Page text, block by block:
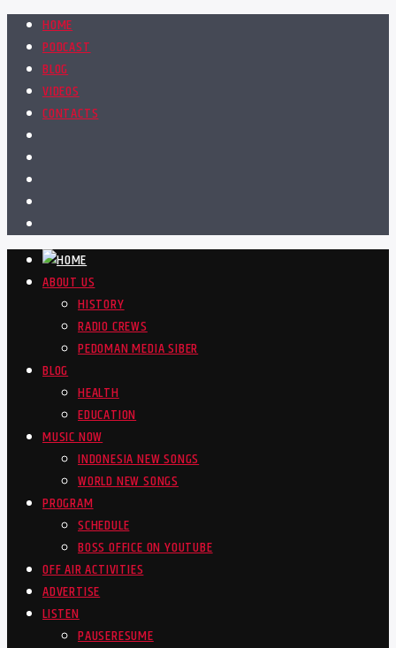
HOME
PODCAST
BLOG
VIDEOS
CONTACTS
ABOUT US
HISTORY
RADIO CREWS
PEDOMAN MEDIA SIBER
BLOG
HEALTH
EDUCATION
MUSIC NOW
INDONESIA NEW SONGS
WORLD NEW SONGS
PROGRAM
SCHEDULE
BOSS OFFICE ON YOUTUBE
OFF AIR ACTIVITIES
ADVERTISE
LISTEN
PAUSERESUME